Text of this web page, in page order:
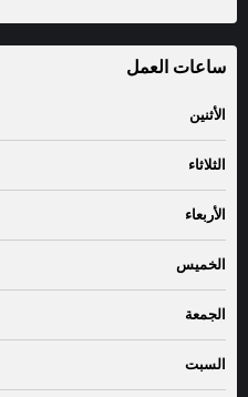
ساعات العمل
الأثنين
الثلاثاء
الأربعاء
الخميس
الجمعة
السبت